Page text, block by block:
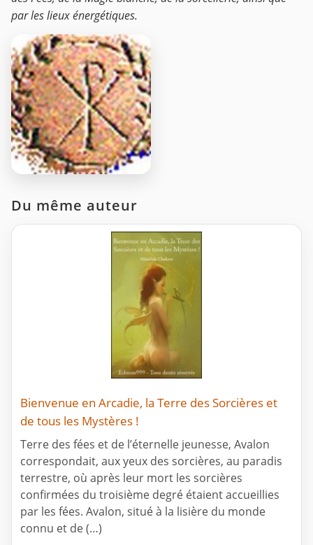
par les lieux énergétiques.
Du même auteur
Bienvenue en Arcadie, la Terre des Sorcières et
de tous les Mystères !
Terre des fées et de l’éternelle jeunesse, Avalon
correspondait, aux yeux des sorcières, au paradis
terrestre, où après leur mort les sorcières
confirmées du troisième degré étaient accueillies
par les fées. Avalon, situé à la lisière du monde
connu et de (…)